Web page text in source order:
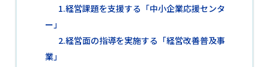
1.経営課題を支援する「中小企業応援センタ
ー」
2.経営面の指導を実施する「経営改善普及事
業」